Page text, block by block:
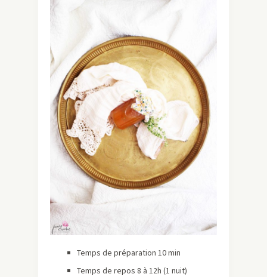
Temps de préparation 10 min
Temps de repos 8 à 12h (1 nuit)